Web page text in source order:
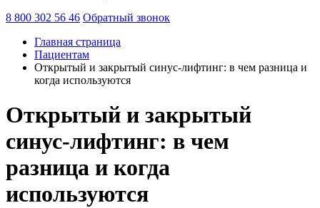
8 800 302 56 46 Обратный звонок
Главная страница
Пациентам
Открытый и закрытый синус-лифтинг: в чем разница и
когда используются
Открытый и закрытый
синус-лифтинг: в чем
разница и когда
используются